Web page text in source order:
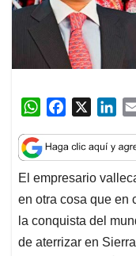
W
a
t
s
A
p
p
c
e
b
o
o
k
n
k
e
d
I
n
El empresario
en otra cosa que en
la conquista del
de aterrizar en